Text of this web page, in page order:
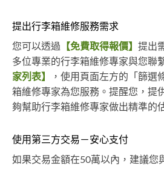
提出行李箱維修服務需求
您可以透過 【免費取得報價】 提出
多位專業的行李箱維修專家與您聯
家列表】
，使用頁面左方的「篩選
箱維修專家為您服務。提醒您，提
夠幫助行李箱維修專家做出精準的
使用第三方交易－安心支付
如果交易金額在50萬以內，建議您